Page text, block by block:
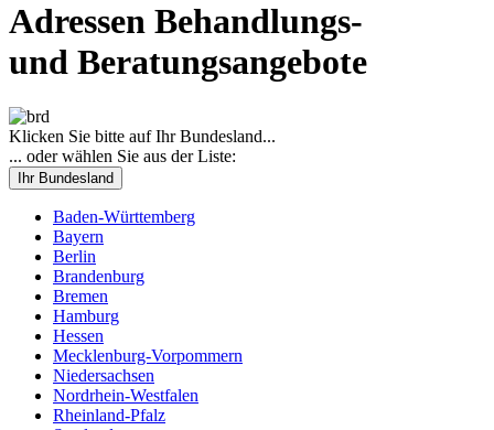
Adressen Behandlungs-
und Beratungsangebote
Klicken Sie bitte auf Ihr Bundesland...
... oder wählen Sie aus der Liste:
Ihr Bundesland
Baden-Württemberg
Bayern
Berlin
Brandenburg
Bremen
Hamburg
Hessen
Mecklenburg-Vorpommern
Niedersachsen
Nordrhein-Westfalen
Rheinland-Pfalz